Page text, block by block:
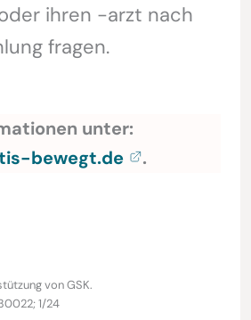
ihren -arzt nach
fragen.
unter:
bewegt.de
.
von GSK.
1/24